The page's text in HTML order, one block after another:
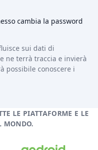
cambia la password
sui dati di
ne terrà traccia e invierà
possibile conoscere i
LE PIATTAFORME E LE
MONDO.